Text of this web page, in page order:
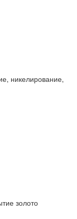
никелирование,
золото